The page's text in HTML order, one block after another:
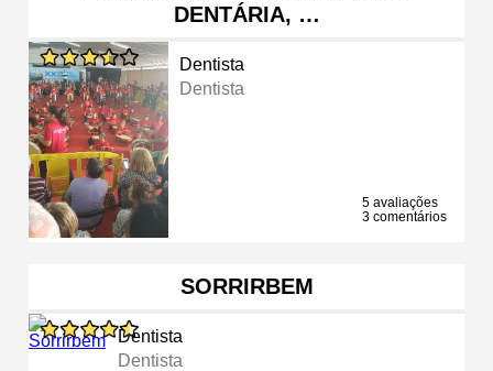
DENTÁRIA, …
Dentista
Dentista
5 avaliações
3 comentários
SORRIRBEM
Dentista
Dentista